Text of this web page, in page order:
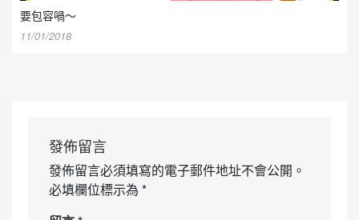
要包容喎～
11/01/2018
發佈留言
發佈留言必須填寫的電子郵件地址不會公開。
必填欄位標示為 *